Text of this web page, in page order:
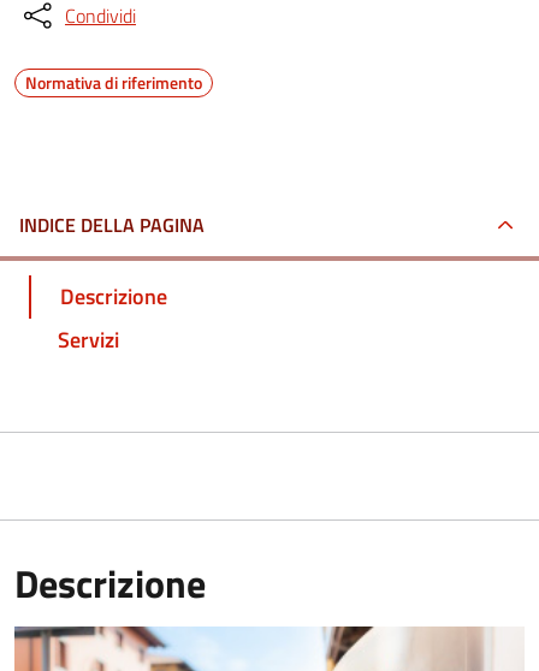
Condividi
Normativa di riferimento
INDICE DELLA PAGINA
Descrizione
Servizi
Descrizione